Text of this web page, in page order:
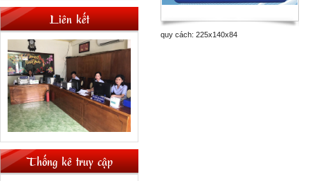
Liên kết
Thống kê truy cập
quy cách: 225x140x84